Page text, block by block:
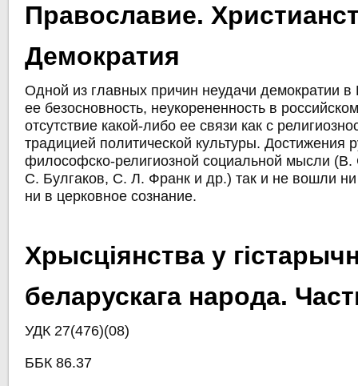
Православие.
Демократия
Одной из главных причин неудачи демократии в
ее безосновность, неукорененность в
отсутствие какой-либо ее связи как с
традицией политической культуры. Достижения
философско-религиозной социальной мысли (В.
С. Булгаков, С. Л. Франк и др.) так и не вошли
ни в церковное сознание.
Хрысціянства у
беларускага народа.
УДК 27(476)(08)
ББК 86.37